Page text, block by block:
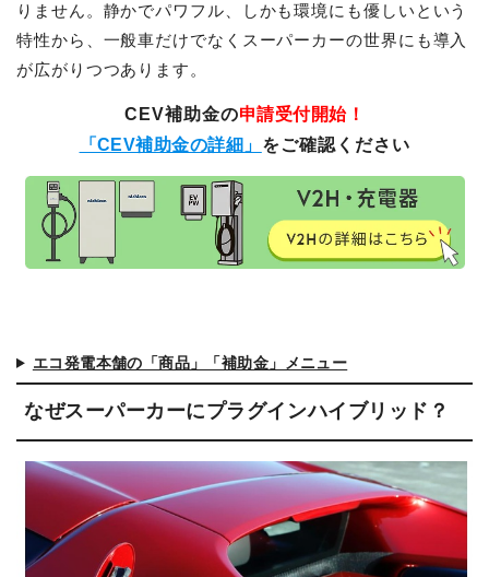
りません。静かでパワフル、しかも環境にも優しいという
特性から、一般車だけでなくスーパーカーの世界にも導入
が広がりつつあります。
CEV補助金の申請受付開始！
「CEV補助金の詳細」 をご確認ください
エコ発電本舗の「商品」「補助金」メニュー
なぜスーパーカーにプラグインハイブリッド？